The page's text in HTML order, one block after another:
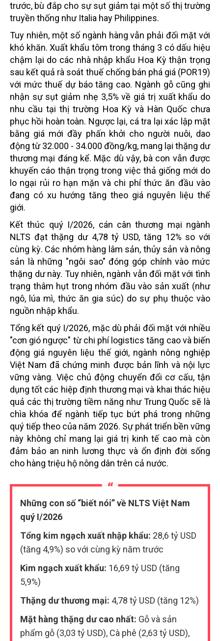
trước, bù đắp cho sự sụt giảm tại một số thị trường
truyền thống như Italia hay Philippines.
Tuy nhiên, một số ngành hàng vẫn phải đối mặt với
khó khăn. Xuất khẩu tôm trong tháng 3 có dấu hiệu
chậm lại do các nhà nhập khẩu Hoa Kỳ thận trọng
sau kết quả rà soát thuế chống bán phá giá (POR19)
với mức thuế dự báo tăng cao. Ngành gỗ cũng ghi
nhận sự sụt giảm nhẹ 3,5% về giá trị xuất khẩu do
nhu cầu tại thị trường Hoa Kỳ và Hàn Quốc chưa
phục hồi hoàn toàn. Ngược lại, cá tra lại xác lập mặt
bằng giá mới đầy phấn khởi cho người nuôi, dao
động từ 32.000 - 34.000 đồng/kg, mang lại thặng dư
thương mại đáng kể. Mặc dù vậy, bà con vẫn được
khuyến cáo thận trọng trong việc thả giống mới do
lo ngại rủi ro hạn mặn và chi phí thức ăn đầu vào
đang có xu hướng tăng theo giá nguyên liệu thế
giới.
Kết thúc quý I/2026, cán cân thương mại ngành
NLTS đạt thặng dư 4,78 tỷ USD, tăng 12% so với
cùng kỳ. Các nhóm hàng lâm sản, thủy sản và nông
sản là những "ngôi sao" đóng góp chính vào mức
thặng dư này. Tuy nhiên, ngành vẫn đối mặt với tình
trạng thâm hụt trong nhóm đầu vào sản xuất (như
ngô, lúa mì, thức ăn gia súc) do sự phụ thuộc vào
nguồn nhập khẩu.
Tổng kết quý I/2026, mặc dù phải đối mặt với nhiều
"cơn gió ngược" từ chi phí logistics tăng cao và biến
động giá nguyên liệu thế giới, ngành nông nghiệp
Việt Nam đã chứng minh được bản lĩnh và nội lực
vững vàng. Việc chủ động chuyển đổi cơ cấu, tận
dụng tốt các hiệp định thương mại và khai thác hiệu
quả các thị trường tiềm năng như Trung Quốc sẽ là
chìa khóa để ngành tiếp tục bứt phá trong những
quý tiếp theo của năm 2026. Sự phát triển bền vững
này không chỉ mang lại giá trị kinh tế cao mà còn
đảm bảo an ninh lương thực và ổn định đời sống
cho hàng triệu hộ nông dân trên cả nước.
Những con số “biết nói” về NLTS Việt Nam
quý I/2026
Tổng kim ngạch xuất nhập khẩu: 28,6 tỷ USD
(tăng 4,9%) so với cùng kỳ năm trước
Kim ngạch xuất khẩu: 16,69 tỷ USD (tăng
5,9%)
Thặng dư thương mại: 4,78 tỷ USD (tăng 12%)
Mặt hàng thặng dư cao nhất: Gỗ và sản
phẩm gỗ (3,03 tỷ USD), Cà phê (2,63 tỷ USD),